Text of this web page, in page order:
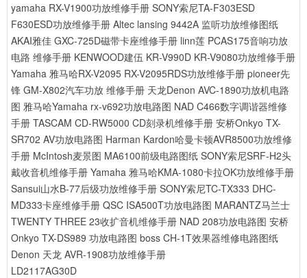
yamaha RX-V1900功放维修手册 SONY索尼TA-F303ESD
F630ESD功放维修手册 Altec lansing 9442A 监听功放维修图纸
AKAI雅佳 GXC-725D磁带卡座维修手册 linn莲 PCAS175音响功放
电路 维修手册 KENWOOD建伍 KR-V990D KR-V9080功放维修手册
Yamaha 雅马哈RX-V2095 RX-V2095RDS功放维修手册 pioneer先
锋 GM-X802汽车功放 维修手册 天龙Denon AVC-1890功放机电路
图 雅马哈Yamaha rx-v692功放电路图 NAD C466数字调谐器维修
手册 TASCAM CD-RW5000 CD刻录机维修手册 安桥Onkyo TX-
SR702 AV功放电路图 Harman Kardon哈曼卡顿AVR8500功放维修
手册 McIntosh麦景图 MA6100前级电路图纸 SONY索尼SRF-H2头
戴收音机维修手册 Yamaha 雅马哈KMA-1080卡拉OK功放维修手册
Sansui山水B-77后级功放维修手册 SONY索尼TC-TX333 DHC-
MD333卡座维修手册 QSC ISA500T功放电路图 MARANTZ马兰士
TWENTY THREE 23收扩音机维修手册 NAD 208功放电路图 安桥
Onkyo TX-DS989 功放电路图 boss CH-1T效果器维修电路图纸
Denon 天龙 AVR-1908功放维修手册
LD2117AG30D